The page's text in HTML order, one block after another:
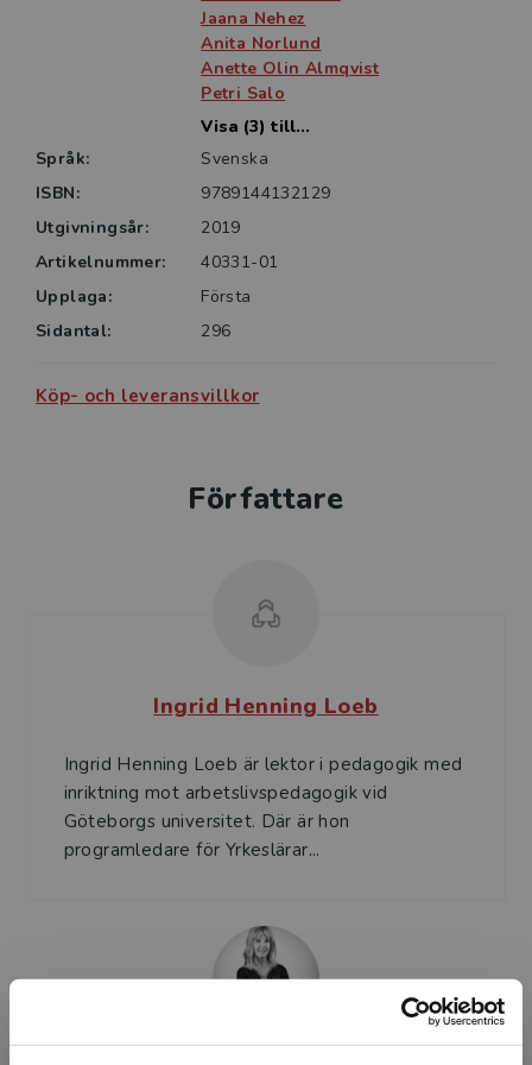
Jaana Nehez
Anita Norlund
Anette Olin Almqvist
Petri Salo
Visa (3) till...
Språk:
Svenska
ISBN:
9789144132129
Utgivningsår:
2019
Artikelnummer:
40331-01
Upplaga:
Första
Sidantal:
296
Köp- och leveransvillkor
Författare
Ingrid Henning Loeb
Ingrid Henning Loeb är lektor i pedagogik med
inriktning mot arbetslivspedagogik vid
Göteborgs universitet. Där är hon
programledare för Yrkeslärar...